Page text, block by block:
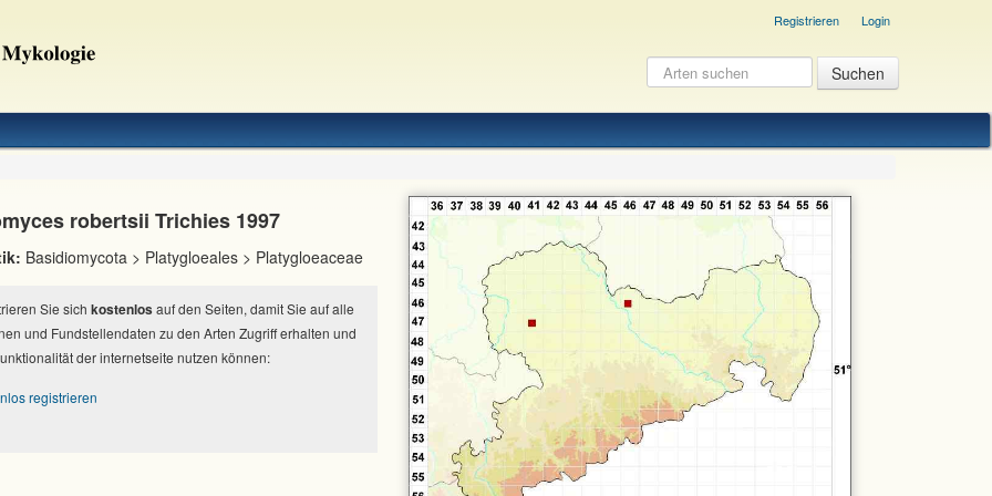
Registrieren Login
robertsii Trichies 1997
Basidiomycota > Platygloeales > Platygloeaceae
Sie sich kostenlos auf den Seiten, damit Sie auf alle
und Fundstellendaten zu den Arten Zugriff erhalten und
der internetseite nutzen können:
registrieren